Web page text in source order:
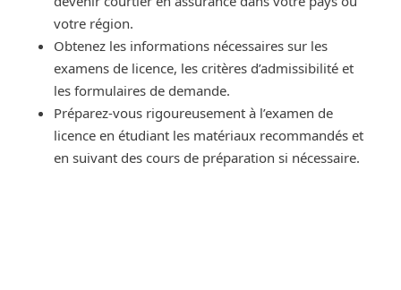
votre région.
Obtenez les informations nécessaires sur les
examens de licence, les critères d’admissibilité et
les formulaires de demande.
Préparez-vous rigoureusement à l’examen de
licence en étudiant les matériaux recommandés et
en suivant des cours de préparation si nécessaire.